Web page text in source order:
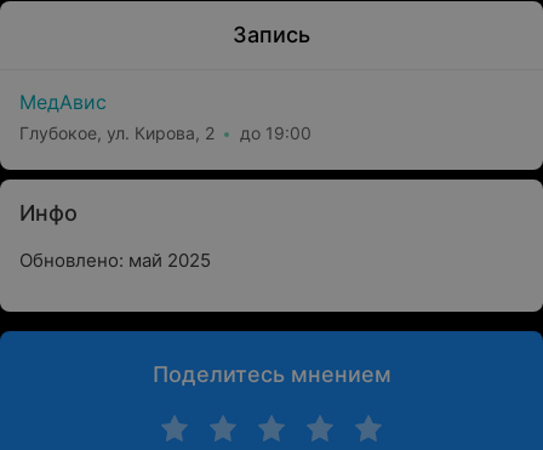
Запись
МедАвис
Глубокое, ул. Кирова, 2 до 19:00
Инфо
Обновлено: май 2025
Поделитесь мнением